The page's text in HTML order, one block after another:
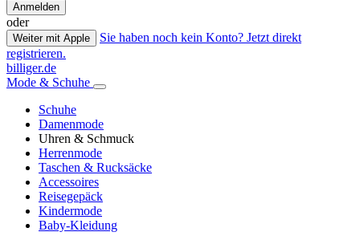
Anmelden
oder
Weiter mit Apple
Sie haben noch kein Konto? Jetzt direkt
registrieren.
billiger.de
Mode & Schuhe
Schuhe
Damenmode
Uhren & Schmuck
Herrenmode
Taschen & Rucksäcke
Accessoires
Reisegepäck
Kindermode
Baby-Kleidung